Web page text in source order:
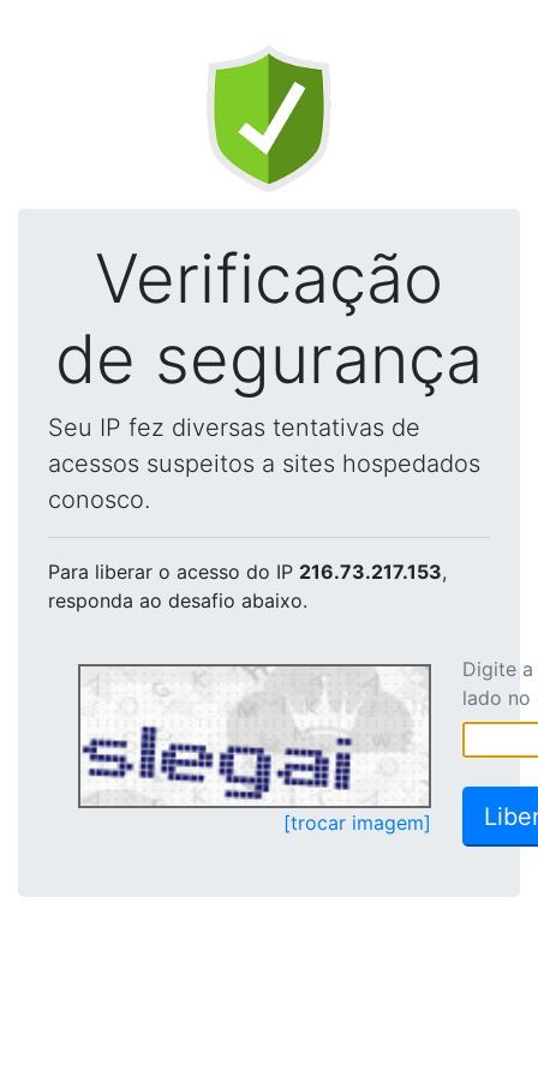
Verificação
de segurança
Seu IP fez diversas tentativas de
acessos suspeitos a sites hospedados
conosco.
Para liberar o acesso do IP 216.73.217.153,
responda ao desafio abaixo.
[trocar imagem]
Digite
lado no